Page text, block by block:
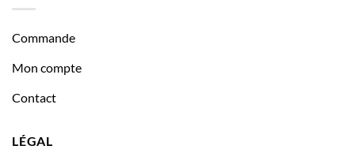
Commande
Mon compte
Contact
LÉGAL